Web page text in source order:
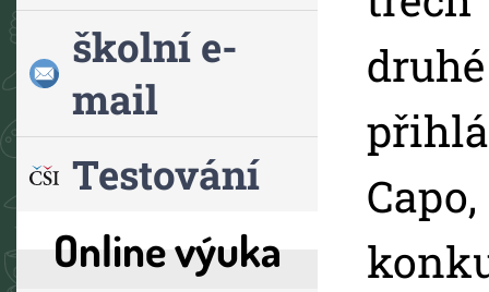
školní e-
mail
Testování
Online výuka